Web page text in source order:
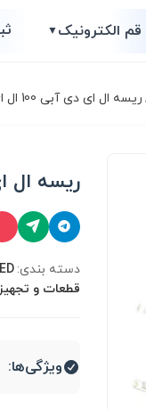
قم الکترونیک▼
ال ای دی آبی 100 ال ای دی
ریسه ال ای دی
دسته بندی:
قطعات و
ویژگی‌ها: